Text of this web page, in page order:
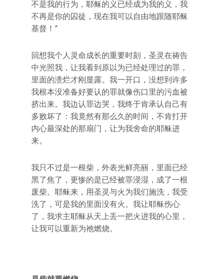
不是我的行为，耶稣的义已经成为我的义，我
不再是你的囚徒，现在我可以自由地跟随耶稣
基督！”
回想我个人灵命成长的重要时刻，圣灵在祷告
中光照我，让我看到原以为已经处理过的罪，
里面的溃烂才刚显露。我一开口，没想到许多
我根本没准备好要认的罪就像伤口里的污血被
挤出来。我边认罪边哭，我终于肯承认自己有
多败坏了：我竟然有那么久的时间，不肯打开
内心最深处的那扇门，让为我舍命的耶稣进
来。
我只不过是一根柴，外表光鲜亮丽，里面已经
黑了焦了，更惨的是已经被罪浸湿，成了一根
废柴。耶稣来，用圣灵与火为我们施洗，我受
洗了，可是我的里面没有火。我让耶稣伤心
了，我求主耶稣从天上丢一把火进我的心里，
让我可以重新为祂燃烧。